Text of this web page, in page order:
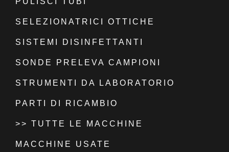
SELEZIONATRICI OTTICHE
SISTEMI DISINFETTANTI
SONDE PRELEVA CAMPIONI
STRUMENTI DA LABORATORIO
PARTI DI RICAMBIO
>> TUTTE LE MACCHINE
MACCHINE USATE